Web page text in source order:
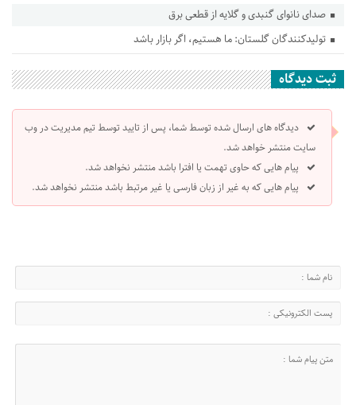
صدای نانوای گنبدی و گلایه از قطعی برق
تولیدکنندگان گلستان: ما هستیم، اگر بازار باشد
ثبت دیدگاه
دیدگاه های ارسال شده توسط شما، پس از تایید توسط تیم مدیریت در وب
سایت منتشر خواهد شد.
پیام هایی که حاوی تهمت یا افترا باشد منتشر نخواهد شد.
پیام هایی که به غیر از زبان فارسی یا غیر مرتبط باشد منتشر نخواهد شد.